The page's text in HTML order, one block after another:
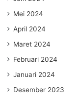
Mei 2024
April 2024
Maret 2024
Februari 2024
Januari 2024
Desember 2023